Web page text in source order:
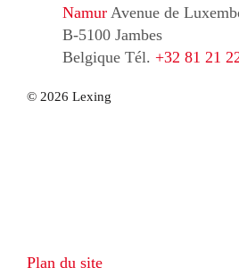
Namur Avenue de
B-5100 Jambes
Belgique Tél. +32 81 21
© 2026 Lexing
Plan du site